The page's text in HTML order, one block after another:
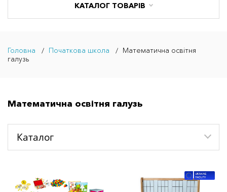
КАТАЛОГ ТОВАРІВ
Головна Початкова школа
Математична освітня
галузь
Математична освітня галузь
Каталог